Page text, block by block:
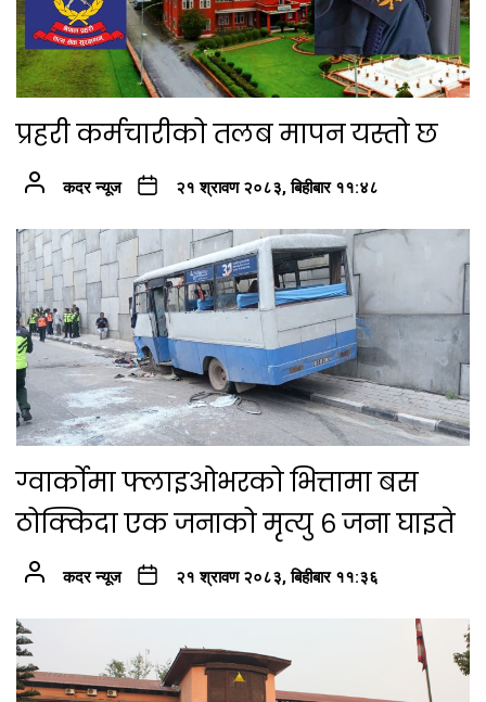
प्रहरी कर्मचारीको तलब मापन यस्तो छ
कदर न्यूज २१ श्रावण २०८३, बिहीबार ११:४८
ग्वार्कोमा फ्लाइओभरको भित्तामा बस
ठोक्किदा एक जनाको मृत्यु ६ जना घाइते
कदर न्यूज २१ श्रावण २०८३, बिहीबार ११:३६